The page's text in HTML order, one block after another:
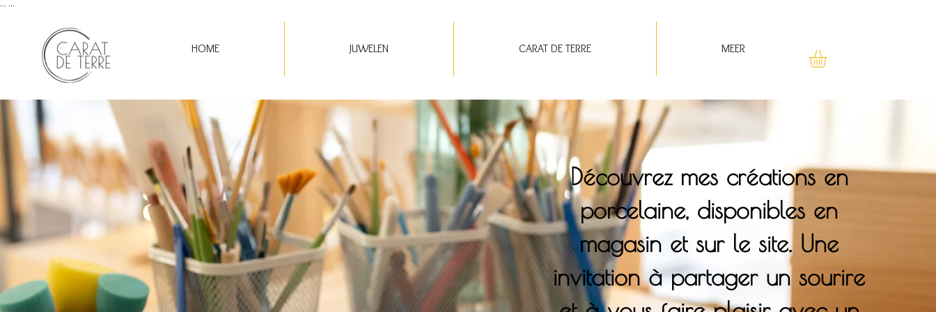
HOME JUWELEN CARAT DE TERRE MEER
Découvrez mes créations en
porcelaine, disponibles en
magasin et sur le site. Une
invitation à partager un sourire